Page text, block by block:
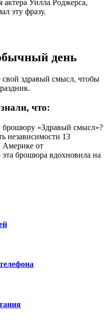
актера Уилла Роджерса,
эту фразу.
день
свой здравый смысл, чтобы
что:
брошюру «Здравый смысл»?
независимости 13
Америке от
брошюра вдохновила на